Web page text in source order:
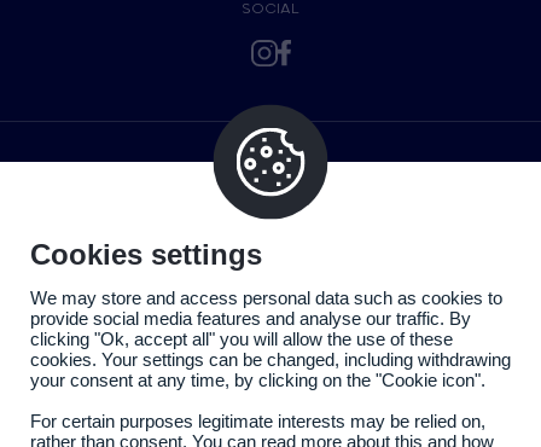
SOCIAL
Cookies settings
We may store and access personal data such as cookies to
provide social media features and analyse our traffic. By
clicking "Ok, accept all" you will allow the use of these
cookies. Your settings can be changed, including withdrawing
your consent at any time, by clicking on the "Cookie icon".
For certain purposes legitimate interests may be relied on,
rather than consent. You can read more about this and how